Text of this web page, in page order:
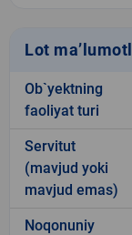
Lot
Ob`yektning
faoliyat turi
Servitut
(mavjud yoki
mavjud emas)
Noqonuniy